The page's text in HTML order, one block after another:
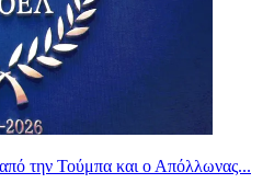
την Τούμπα και ο Απόλλωνας...